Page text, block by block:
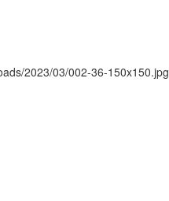
2023/03/002-36-150x150.jpg